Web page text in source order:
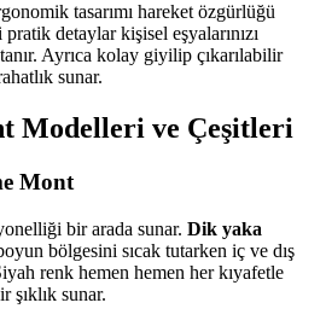
tasarımı hareket özgürlüğü
detaylar kişisel eşyalarınızı
Ayrıca kolay giyilip çıkarılabilir
sunar.
Modelleri ve Çeşitleri
Mont
bir arada sunar. Dik yaka
bölgesini sıcak tutarken iç ve dış
renk hemen hemen her kıyafetle
şıklık sunar.